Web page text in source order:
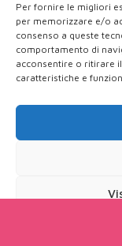
Per fornire le migliori
per memorizzare e/o
consenso a queste
comportamento di
acconsentire o ritirare
caratteristiche e